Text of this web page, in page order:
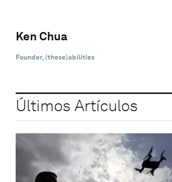
Ken Chua
Founder, (these)abilities
Últimos Artículos